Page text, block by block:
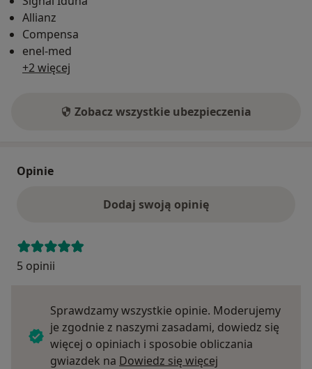
Allianz
Compensa
enel-med
+2 więcej
Zobacz wszystkie ubezpieczenia
Opinie
Dodaj swoją opinię
5 opinii
Sprawdzamy wszystkie opinie. Moderujemy
je zgodnie z naszymi zasadami, dowiedz się
więcej o opiniach i sposobie obliczania
gwiazdek na Dowiedz się więcej